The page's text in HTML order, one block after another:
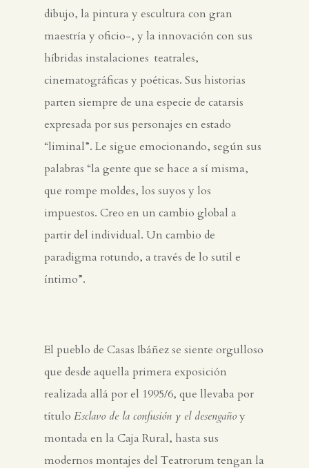
dibujo, la pintura y escultura con gran
maestría y oficio-, y la innovación con sus
híbridas instalaciones teatrales,
cinematográficas y poéticas. Sus historias
parten siempre de una especie de catarsis
expresada por sus personajes en estado
“liminal”. Le sigue emocionando, según sus
palabras “la gente que se hace a sí misma,
que rompe moldes, los suyos y los
impuestos. Creo en un cambio global a
partir del individual. Un cambio de
paradigma rotundo, a través de lo sutil e
íntimo”.
El pueblo de Casas Ibáñez se siente orgulloso
que desde aquella primera exposición
realizada allá por el 1995/6, que llevaba por
título Esclavo de la confusión y el desengañoy
montada en la Caja Rural, hasta sus
modernos montajes del Teatrorum tengan la